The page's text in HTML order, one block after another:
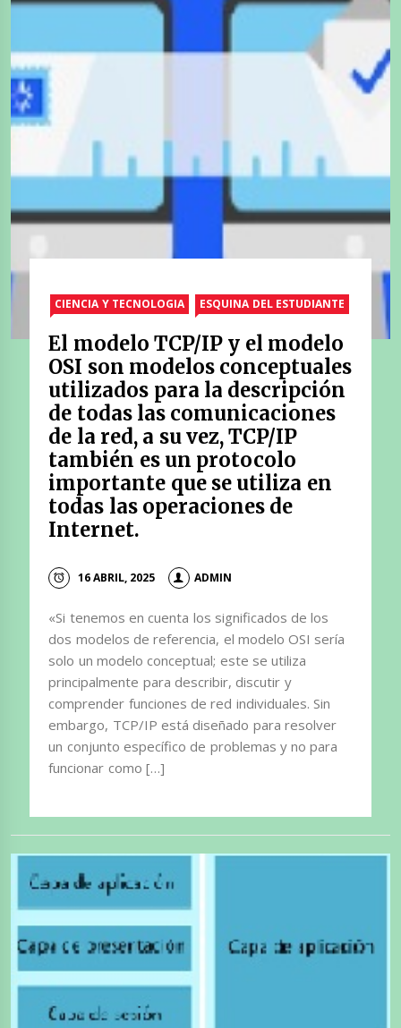
CIENCIA Y TECNOLOGIA ESQUINA DEL ESTUDIANTE
El modelo TCP/IP y el modelo
OSI son modelos conceptuales
utilizados para la descripción
de todas las comunicaciones
de la red, a su vez, TCP/IP
también es un protocolo
importante que se utiliza en
todas las operaciones de
Internet.
16 ABRIL, 2025 ADMIN
«Si tenemos en cuenta los significados de los
dos modelos de referencia, el modelo OSI sería
solo un modelo conceptual; este se utiliza
principalmente para describir, discutir y
comprender funciones de red individuales. Sin
embargo, TCP/IP está diseñado para resolver
un conjunto específico de problemas y no para
funcionar como […]